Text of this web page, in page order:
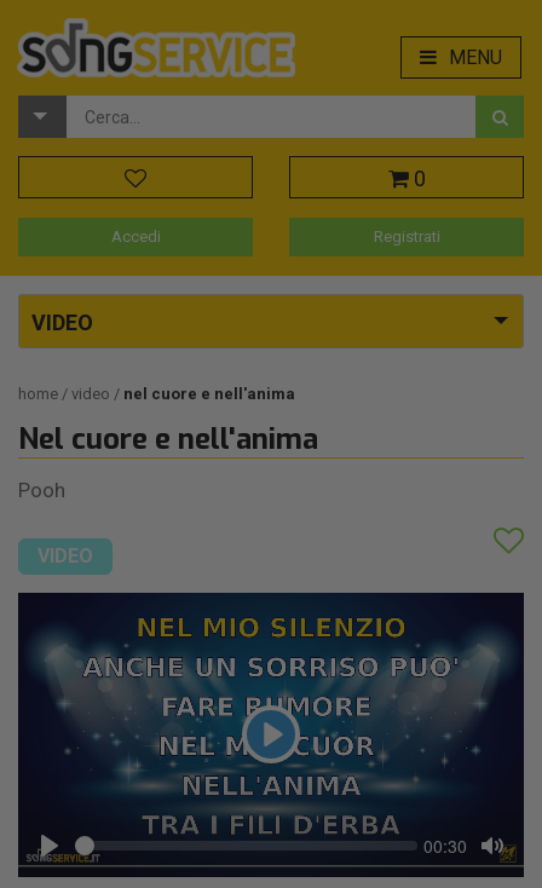
MENU
0
Accedi Registrati
VIDEO
home video nel cuore e nell'anima
Nel cuore e nell'anima
Pooh
VIDEO
Play
Play
Seek Current
time
00:30
Mute